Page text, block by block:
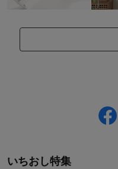
いちおし特集